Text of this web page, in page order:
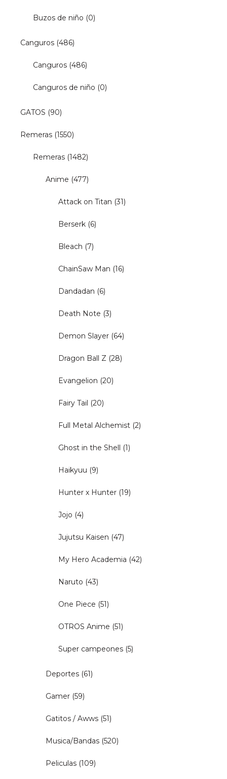
Buzos de niño (0)
Canguros (486)
Canguros (486)
Canguros de niño (0)
GATOS (90)
Remeras (1550)
Remeras (1482)
Anime (477)
Attack on Titan (31)
Berserk (6)
Bleach (7)
ChainSaw Man (16)
Dandadan (6)
Death Note (3)
Demon Slayer (64)
Dragon Ball Z (28)
Evangelion (20)
Fairy Tail (20)
Full Metal Alchemist (2)
Ghost in the Shell (1)
Haikyuu (9)
Hunter x Hunter (19)
Jojo (4)
Jujutsu Kaisen (47)
My Hero Academia (42)
Naruto (43)
One Piece (51)
OTROS Anime (51)
Super campeones (5)
Deportes (61)
Gamer (59)
Gatitos / Awws (51)
Musica/Bandas (520)
Peliculas (109)